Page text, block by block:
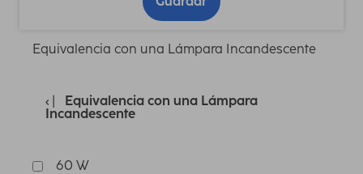
Equivalencia con una Lámpara Incandescente
Equivalencia con una Lámpara
Incandescente
60 W